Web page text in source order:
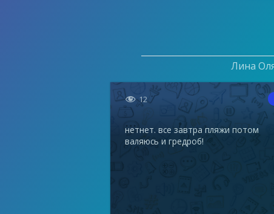
Лина
 12
нетнет. все завтра пляжи потом
валяюсь и гредроб!